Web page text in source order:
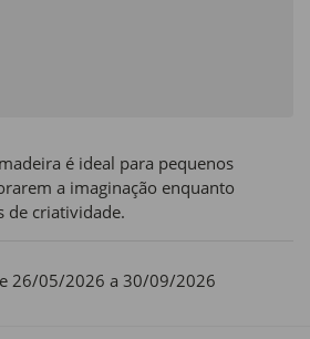
é ideal para pequenos
a imaginação enquanto
de criatividade.
26/05/2026 a 30/09/2026